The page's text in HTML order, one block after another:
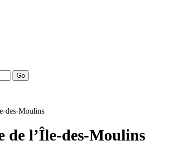
Go
des-Moulins
de l’Île-des-Moulins